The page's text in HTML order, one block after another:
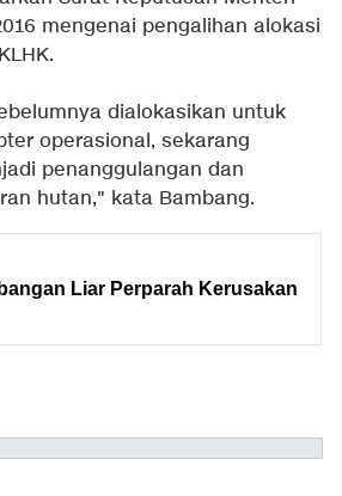
mengenai pengalihan alokasi
dialokasikan untuk
operasional, sekarang
penanggulangan dan
hutan," kata Bambang.
Liar Perparah Kerusakan